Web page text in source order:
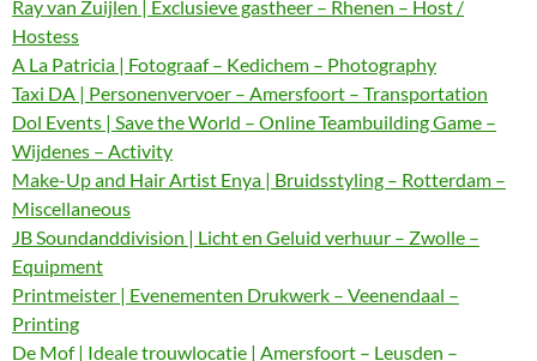
Ray van Zuijlen | Exclusieve gastheer – Rhenen – Host /
Hostess
A La Patricia | Fotograaf – Kedichem – Photography
Taxi DA | Personenvervoer – Amersfoort – Transportation
Dol Events | Save the World – Online Teambuilding Game –
Wijdenes – Activity
Make-Up and Hair Artist Enya | Bruidsstyling – Rotterdam –
Miscellaneous
JB Soundanddivision | Licht en Geluid verhuur – Zwolle –
Equipment
Printmeister | Evenementen Drukwerk – Veenendaal –
Printing
De Mof | Ideale trouwlocatie | Amersfoort – Leusden –